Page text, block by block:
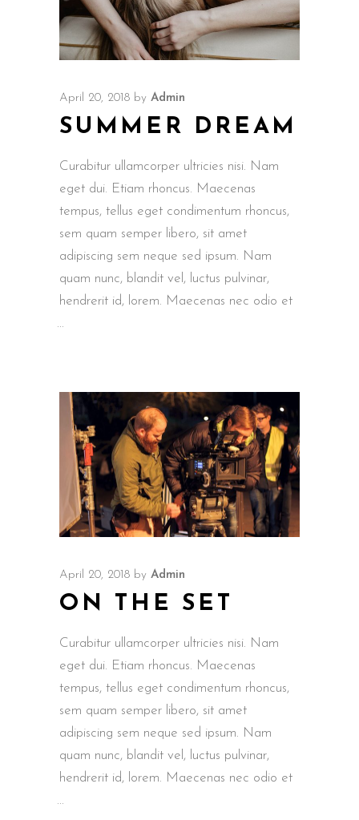
April 20, 2018 by Admin
SUMMER DREAM
Curabitur ullamcorper ultricies nisi. Nam
eget dui. Etiam rhoncus. Maecenas
tempus, tellus eget condimentum rhoncus,
sem quam semper libero, sit amet
adipiscing sem neque sed ipsum. Nam
quam nunc, blandit vel, luctus pulvinar,
hendrerit id, lorem. Maecenas nec odio et
April 20, 2018 by Admin
ON THE SET
Curabitur ullamcorper ultricies nisi. Nam
eget dui. Etiam rhoncus. Maecenas
tempus, tellus eget condimentum rhoncus,
sem quam semper libero, sit amet
adipiscing sem neque sed ipsum. Nam
quam nunc, blandit vel, luctus pulvinar,
hendrerit id, lorem. Maecenas nec odio et